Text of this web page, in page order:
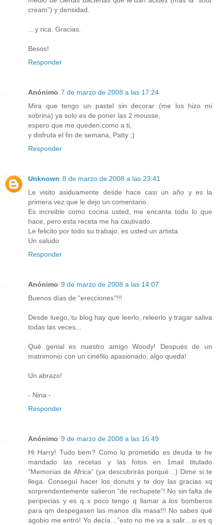
cream”) y densidad.
…y rica. Gracias.
Besos!
Responder
Anónimo 7 de marzo de 2008 a las 17:24
Mira que tengo un pastel sin decorar (me los hizo mi
sobrina) ya solo es de poner las 2 mousse,
espero que me queden como a ti,
y disfruta el fin de semana, Patty ;)
Responder
Unknown 8 de marzo de 2008 a las 23:41
Le visito asiduamente desde hace casi un año y es la
primera vez que le dejo un comentario.
Es increible como cocina usted, me encanta todo lo que
hace, pero esta receta me ha cautivado.
Le felicito por todo su trabajo, es usted un artista.
Un saludo
Responder
Anónimo 9 de marzo de 2008 a las 14:07
Buenos días de "erecciones"!!!
Desde luego, tu blog hay que leerlo, releerlo y tragar saliva
todas las veces...
Qué genial es nuestro amigo Woody! Después de un
matrimonio con un cinéfilo apasionado, algo queda!
Un abrazo!
- Nina -
Responder
Anónimo 9 de marzo de 2008 a las 16:49
Hi Harry! Tudo bem? Como lo prometido es deuda te he
mandado las recetas y las fotos en 1mail titulado
“Memorias de Africa” (ya descubrirás porqué…) Dime si te
llega. Conseguí hacer los donuts y te doy las gracias xq
sorprendentemente salieron “de rechupete”! No sin falta de
peripecias y es q x poco tengo q llamar a los bomberos
para qm despegasen las manos dla masa!!! No sabes qué
agobio me entró! Yo decía…”esto no me va a salir…si es q